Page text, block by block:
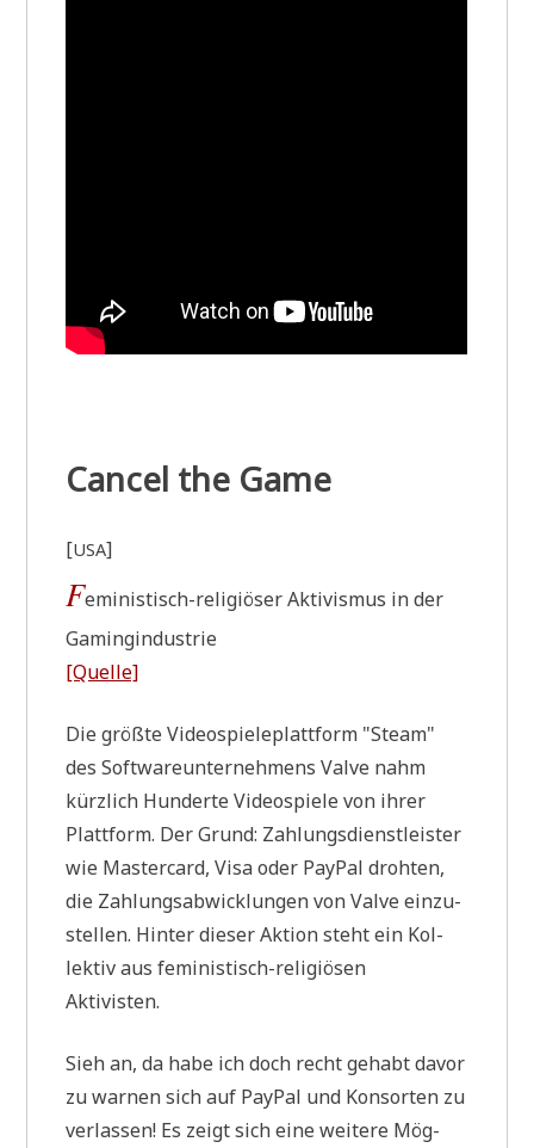
Cancel the Game
[USA]
Femi­ni­stisch-reli­giö­ser Akti­vis­mus in der
Gamingindustrie
[Quel­le]
Die größ­te Video­spie­le­platt­form "Steam"
des Soft­ware­un­ter­neh­mens Val­ve nahm
kürz­lich Hun­der­te Video­spie­le von ihrer
Platt­form. Der Grund: Zah­lungs­dienst­lei­ster
wie Master­card, Visa oder PayPal droh­ten,
die Zah­lungs­ab­wick­lun­gen von Val­ve ein­zu­
stel­len. Hin­ter die­ser Akti­on steht ein Kol­
lek­tiv aus femi­ni­stisch-reli­giö­sen
Aktivisten.
Sieh an, da habe ich doch recht gehabt davor
zu war­nen sich auf PayPal und Kon­sor­ten zu
ver­las­sen! Es zeigt sich eine wei­te­re Mög­